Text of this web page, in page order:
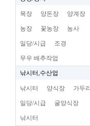
목장 양돈장 양계장
농장 꽃농장 농사
일당/시급 조경
무우 배추작업
낚시터,수산업
낚시터 양식장 가두리
일당/시급 굴양식장
낚시터